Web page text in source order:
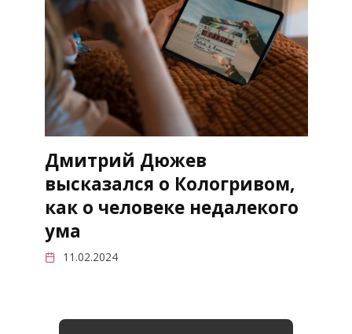
Дмитрий Дюжев
высказался о Кологривом,
как о человеке недалекого
ума
11.02.2024